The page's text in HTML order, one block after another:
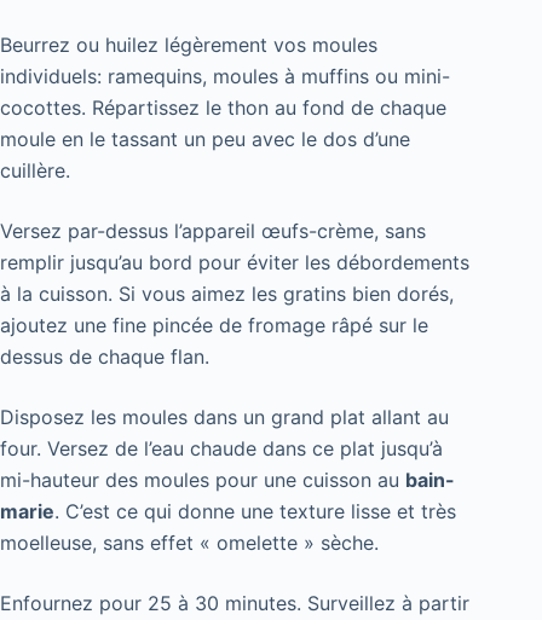
Beurrez ou huilez légèrement vos moules
individuels: ramequins, moules à muffins ou mini-
cocottes. Répartissez le thon au fond de chaque
moule en le tassant un peu avec le dos d’une
cuillère.
Versez par-dessus l’appareil œufs-crème, sans
remplir jusqu’au bord pour éviter les débordements
à la cuisson. Si vous aimez les gratins bien dorés,
ajoutez une fine pincée de fromage râpé sur le
dessus de chaque flan.
Disposez les moules dans un grand plat allant au
four. Versez de l’eau chaude dans ce plat jusqu’à
mi-hauteur des moules pour une cuisson au bain-
marie. C’est ce qui donne une texture lisse et très
moelleuse, sans effet « omelette » sèche.
Enfournez pour 25 à 30 minutes. Surveillez à partir